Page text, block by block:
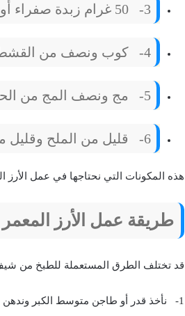
3- 50 غرام زبدة صفراء أو بيضاء.
4- كوب ونصف من
5- مج ونصف المج من
6- قليل من الملح وقليل
هذه المكونات التي نحتاجها في عمل الأرز
طريقة عمل الأرز المعمر
قد تختلف الطرق المستعملة للطبخ من شيف
1- نأخذ قدر أو طاجن متوسط الكبر